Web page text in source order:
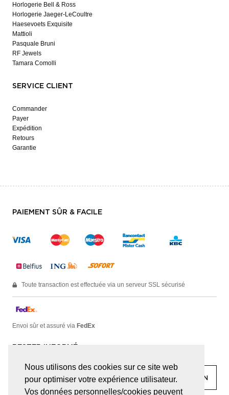
Nous utilisons des cookies sur ce site web
pour optimiser votre expérience utilisateur.
Vos données personnelles/cookies peuvent
Horlogerie Bell & Ross
Horlogerie Jaeger-LeCoultre
Haesevoets Exquisite
Mattioli
Pasquale Bruni
RF Jewels
Tamara Comolli
SERVICE CLIENT
Commander
Payer
Expédition
Retours
Garantie
PAIEMENT SÛR & FACILE
Toute transaction est effectuée via un serveur SSL sécurisé
Envoi sûr et assuré via FedEx
RESTER INFORMÉ